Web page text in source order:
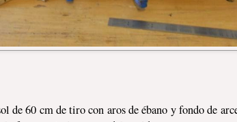
de 60 cm de tiro con aros de ébano y fondo de